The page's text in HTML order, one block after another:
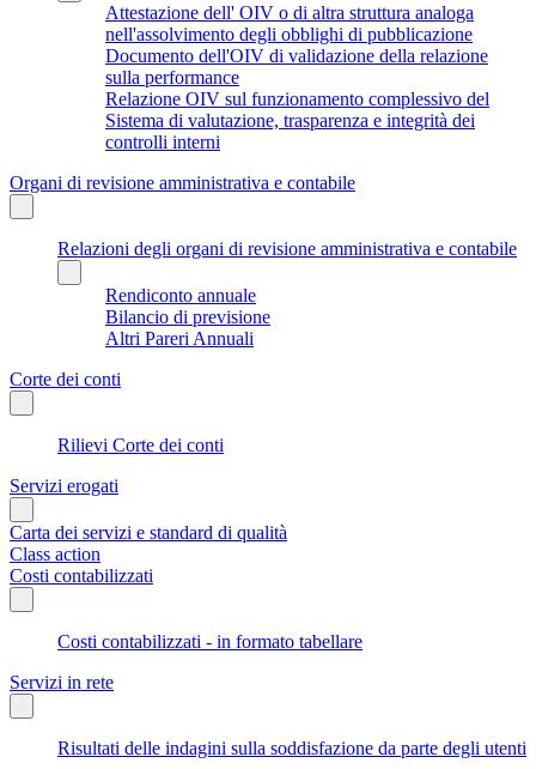
Attestazione dell' OIV o di altra struttura analoga
nell'assolvimento degli obblighi di pubblicazione
Documento dell'OIV di validazione della relazione
sulla performance
Relazione OIV sul funzionamento complessivo del
Sistema di valutazione, trasparenza e integrità dei
controlli interni
Organi di revisione amministrativa e contabile
Relazioni degli organi di revisione amministrativa e contabile
Rendiconto annuale
Bilancio di previsione
Altri Pareri Annuali
Corte dei conti
Rilievi Corte dei conti
Servizi erogati
Carta dei servizi e standard di qualità
Class action
Costi contabilizzati
Costi contabilizzati - in formato tabellare
Servizi in rete
Risultati delle indagini sulla soddisfazione da parte degli utenti